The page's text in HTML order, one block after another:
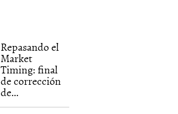
Repasando el
Market
Timing: final
de corrección
de...